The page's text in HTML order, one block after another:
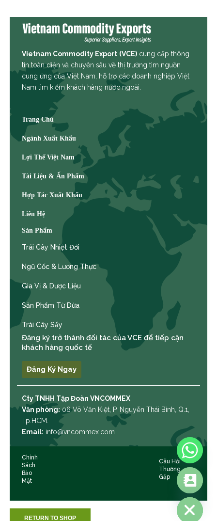
Vietnam Commodity Export (VCE) cung cấp thông
tin toàn diện và chuyên sâu về thị trường tìm nguồn
cung ứng của Việt Nam, hỗ trợ các doanh nghiệp Việt
Nam tìm kiếm khách hàng nước ngoài.
Trang Chủ
Ngành Xuất Khẩu
Lợi Thế Việt Nam
Tài Liệu & Ấn Phẩm
Hợp Tác Xuất Khẩu
Liên Hệ
Sản Phẩm
Trái Cây Nhiệt Đới
Ngũ Cốc & Lương Thực
Gia Vị & Dược Liệu
Sản Phẩm Từ Dừa
Trái Cây Sấy
Đăng ký trở thành đối tác của VCE để tiếp cận
khách hàng quốc tế
Đăng Ký Ngay
Cty TNHH Tập Đoàn VNCOMMEX
Văn phòng:06 Võ Văn Kiệt, P. Nguyễn Thái Bình, Q.1,
Tp.HCM.
Email: info@vncommex.com
Chính
Sách
Bảo
Mật
Câu Hỏi
Thường
Gặp
RETURN TO SHOP
HIDE CHATY